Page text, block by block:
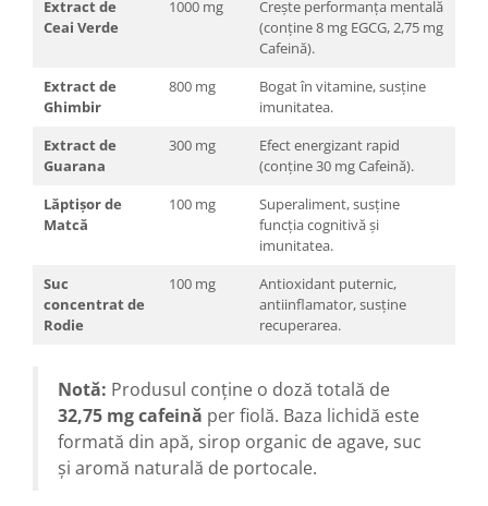
Extract de
Ceai Verde
1000 mg
Crește performanța mentală
(conține 8 mg EGCG, 2,75 mg
Cafeină).
Extract de
Ghimbir
800 mg
Bogat în vitamine, susține
imunitatea.
Extract de
Guarana
300 mg
Efect energizant rapid
(conține 30 mg Cafeină).
Lăptișor de
Matcă
100 mg
Superaliment, susține
funcția cognitivă și
imunitatea.
Suc
concentrat de
Rodie
100 mg
Antioxidant puternic,
antiinflamator, susține
recuperarea.
Notă: Produsul conține o doză totală de
32,75 mg cafeină per fiolă. Baza lichidă este
formată din apă, sirop organic de agave, suc
și aromă naturală de portocale.